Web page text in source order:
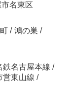
名東区
/ 鴻の巣 /
鉄名古屋本線 /
営東山線 /